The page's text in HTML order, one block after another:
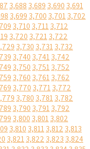
3,688 3,689 3,690 3,691
3,699 3,700 3,7013,702
3,710 3,7113,712
3,720 3,7213,722
3,730 3,7313,732
3,740 3,7413,742
3,750 3,7513,752
3,760 3,7613,762
3,770 3,7713,772
3,780 3,7813,782
3,790 3,7913,792
3,800 3,8013,802
3,810 3,8113,812 3,813
3,8213,822 3,823 3,824